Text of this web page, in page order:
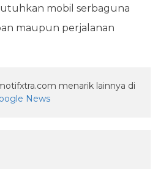
mobil serbaguna
maupun perjalanan
menarik lainnya di
News